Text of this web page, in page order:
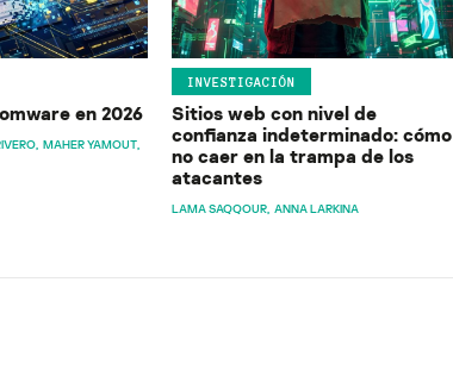
en 2026
MAHER YAMOUT
INVESTIGACIÓN
Sitios web con nivel de
confianza indeterminado: cómo
no caer en la trampa de los
atacantes
LAMA SAQQOUR ANNA LARKINA